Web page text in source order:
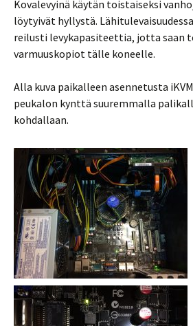
Kovalevyinä käytän toistaiseksi
löytyivät hyllystä.
reilusti levykapasiteettia, jotta saan
varmuuskopiot tälle koneelle.
Alla kuva paikalleen asennetusta
peukalon kynttä suuremmalla
kohdallaan.